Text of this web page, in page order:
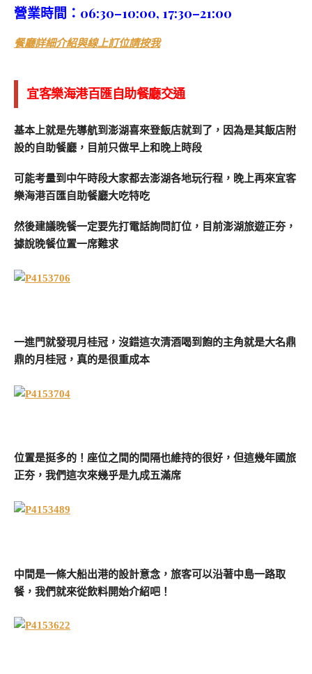
營業時間：06:30–10:00, 17:30–21:00
餐廳詳細介紹與線上訂位請按我
宜客樂海港百匯自助餐廳交通
基本上就是先導航到澎湖喜來登飯店就到了，因為是其飯店附
設的自助餐廳，目前只做早上和晚上時段
可能考量到中午時段大家都去澎湖各地玩行程，晚上再來宜客
樂海港百匯自助餐廳大吃特吃
然後建議晚餐一定要先打電話詢問訂位，目前澎湖旅遊正夯，
據說晚餐位置一席難求
一進門就發現月桂冠，沒錯這次清酒喝到飽的主角就是大名鼎
鼎的月桂冠，真的是很重成本
位置是挺多的！座位之間的間隔也維持的很好，但這幾年國旅
正夯，我們這次來幾乎是九成五滿席
中間是一條大船出港的設計意念，旅客可以沿著中島一路取
餐，我們就來從飲料開始介紹吧！